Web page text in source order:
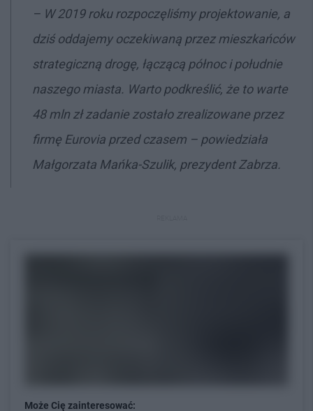
– W 2019 roku rozpoczęliśmy projektowanie, a
dziś oddajemy oczekiwaną przez mieszkańców
strategiczną drogę, łączącą północ i południe
naszego miasta. Warto podkreślić, że to warte
48 mln zł zadanie zostało zrealizowane przez
firmę Eurovia przed czasem – powiedziała
Małgorzata Mańka-Szulik, prezydent Zabrza.
Może Cię zainteresować: